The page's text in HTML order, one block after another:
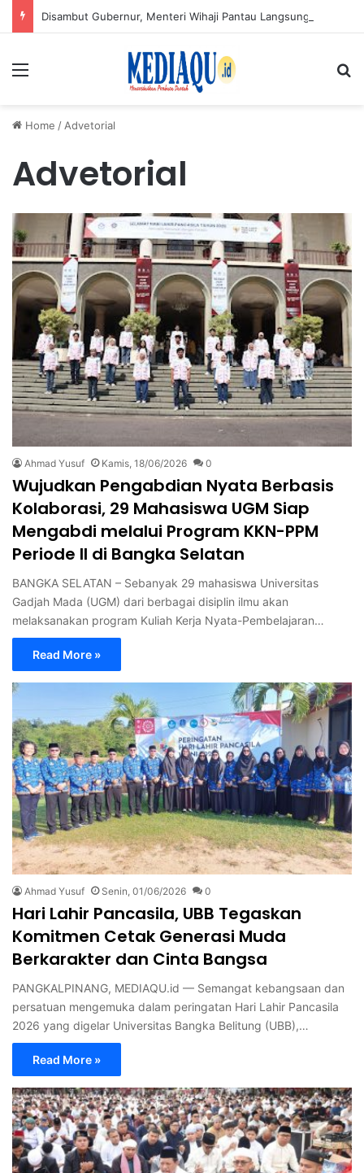
Menu
Home / Advetorial
Advetorial
Ahmad Yusuf Kamis, 18/06/2026 0
Wujudkan Pengabdian Nyata Berbasis
Kolaborasi, 29 Mahasiswa UGM Siap
Mengabdi melalui Program KKN-PPM
Periode II di Bangka Selatan
BANGKA SELATAN – Sebanyak 29 mahasiswa Universitas
Gadjah Mada (UGM) dari berbagai disiplin ilmu akan
melaksanakan program Kuliah Kerja Nyata-Pembelajaran…
Read More »
Ahmad Yusuf Senin, 01/06/2026 0
Hari Lahir Pancasila, UBB Tegaskan
Komitmen Cetak Generasi Muda
Berkarakter dan Cinta Bangsa
PANGKALPINANG, MEDIAQU.id — Semangat kebangsaan dan
persatuan mengemuka dalam peringatan Hari Lahir Pancasila
2026 yang digelar Universitas Bangka Belitung (UBB),…
Read More »